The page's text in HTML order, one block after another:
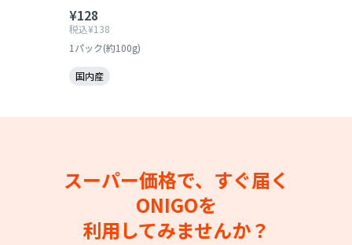
¥128
税込¥138
1パック(約100g)
国内産
スーパー価格で、すぐ届く
ONIGOを
利用してみませんか？